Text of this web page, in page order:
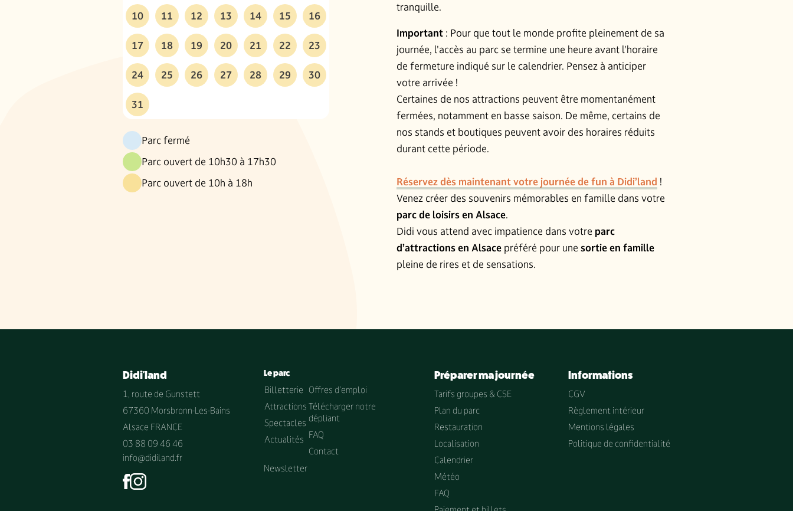
10 11 12 13 14 15 16
17 18 19 20 21 22 23
24 25 26 27 28 29 30
31
Parc fermé
Parc ouvert de 10h30 à 17h30
Parc ouvert de 10h à 18h
tranquille.
Important : Pour que tout le monde profite pleinement de sa
journée, l'accès au parc se termine une heure avant l'horaire
de fermeture indiqué sur le calendrier. Pensez à anticiper
votre arrivée !
Certaines de nos attractions peuvent être momentanément
fermées, notamment en basse saison. De même, certains de
nos stands et boutiques peuvent avoir des horaires réduits
durant cette période.
Réservez dès maintenant votre journée de fun à Didi’land !
Venez créer des souvenirs mémorables en famille dans votre
parc de loisirs en Alsace.
Didi vous attend avec impatience dans votre parc
d’attractions en Alsace préféré pour une sortie en famille
pleine de rires et de sensations.
Didi'land
1, route de Gunstett
67360 Morsbronn-Les-Bains
Alsace FRANCE
03 88 09 46 46
info@didiland.fr
Le parc
Billetterie
Attractions
Spectacles
Actualités
Offres d'emploi
Télécharger notre
dépliant
FAQ
Contact
Newsletter
Préparer ma journée
Tarifs groupes & CSE
Plan du parc
Restauration
Localisation
Calendrier
Météo
FAQ
Informations
CGV
Règlement intérieur
Mentions légales
Politique de confidentialité